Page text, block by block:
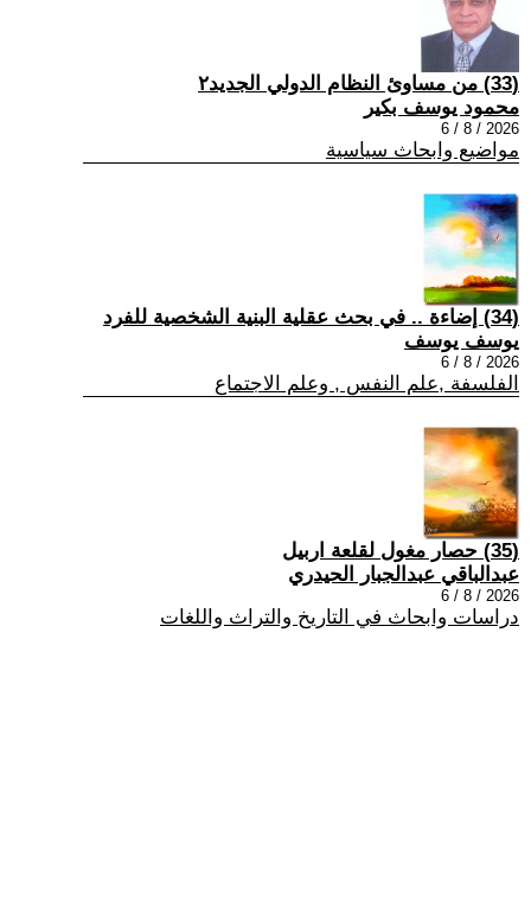
(33) من مساوئ النظام الدولي الجديد٢
محمود يوسف بكير
2026 / 8 / 6
مواضيع وابحاث سياسية
(34) إضاءة .. في بحث عقلية البنية الشخصية للفرد
يوسف يوسف
2026 / 8 / 6
الفلسفة ,علم النفس , وعلم الاجتماع
(35) حصار مغول لقلعة اربيل
عبدالباقي عبدالجبار الحيدري
2026 / 8 / 6
دراسات وابحاث في التاريخ والتراث واللغات